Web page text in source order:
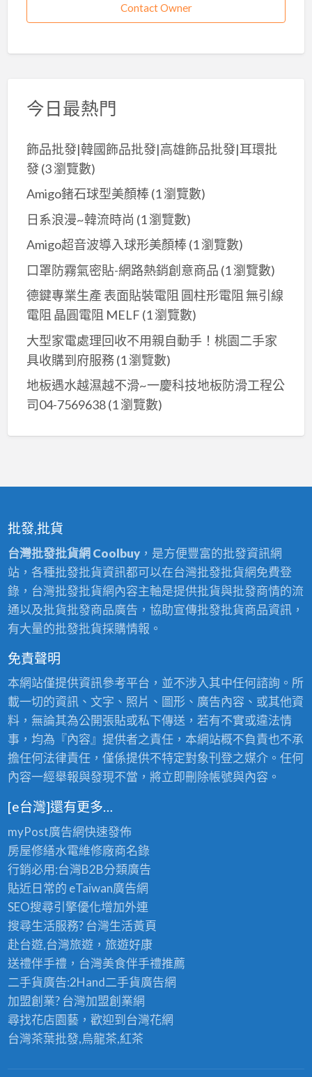
Contact Owner
今日最熱門
飾品批發|韓國飾品批發|高雄飾品批發|耳環批
發(3 瀏覽數)
Amigo鍺石球型美顏棒(1 瀏覽數)
日系浪漫~韓流時尚 (1 瀏覽數)
Amigo超音波導入球形美顏棒(1 瀏覽數)
口罩防霧氣密貼-網路熱銷創意商品 (1 瀏覽數)
德鍵專業生產 表面貼裝電阻 圓柱形電阻 無引線
電阻 晶圓電阻 MELF (1 瀏覽數)
大型家電處理回收不用親自動手！桃園二手家
具收購到府服務(1 瀏覽數)
地板遇水越濕越不滑~一慶科技地板防滑工程公
司04-7569638(1 瀏覽數)
批發,批貨
台灣批發批貨網 Coolbuy，是方便豐富的批發資訊網
站，各種批發批貨資訊都可以在台灣批發批貨網免費登
錄，台灣批發批貨網內容主軸是提供批貨與批發商情的流
通以及批貨批發商品廣告，協助宣傳批發批貨商品資訊，
有大量的批發批貨採購情報。
免責聲明
本網站僅提供資訊參考平台，並不涉入其中任何諮詢。所
載一切的資訊、文字、照片、圖形、廣告內容、或其他資
料，無論其為公開張貼或私下傳送，若有不實或違法情
事，均為『內容』提供者之責任，本網站概不負責也不承
擔任何法律責任，僅係提供不特定對象刊登之媒介。任何
內容一經舉報與發現不當，將立即刪除帳號與內容。
[e台灣]還有更多…
myPost廣告網快速發佈
房屋修繕水電維修廠商名錄
行銷必用:台灣B2B分類廣告
貼近日常的 eTaiwan廣告網
SEO搜尋引擎優化增加外連
搜尋生活服務? 台灣生活黃頁
赴台遊,台灣旅遊，旅遊好康
送禮伴手禮，台灣美食伴手禮推薦
二手貨廣告:2Hand二手貨廣告網
加盟創業? 台灣加盟創業網
尋找花店園藝，歡迎到 台灣花網
台灣茶葉批發,烏龍茶,紅茶